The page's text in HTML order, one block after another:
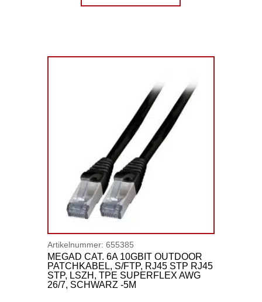
Artikelnummer: 655385
MEGAD CAT. 6A 10GBIT OUTDOOR
PATCHKABEL, S/FTP, RJ45 STP RJ45
STP, LSZH, TPE SUPERFLEX AWG
26/7, SCHWARZ -5M